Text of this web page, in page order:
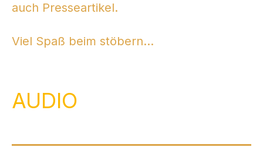
auch Presseartikel.
Viel Spaß beim stöbern…
AUDIO